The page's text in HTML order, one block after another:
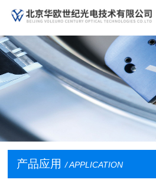
产品应用 / APPLICATION